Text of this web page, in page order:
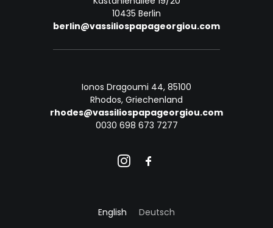
10435 Berlin
berlin@vassiliospapageorgiou.com
Ionos Dragoumi 44, 85100
Rhodos, Griechenland
rhodes@vassiliospapageorgiou.com
0030 698 673 7277
English Deutsch